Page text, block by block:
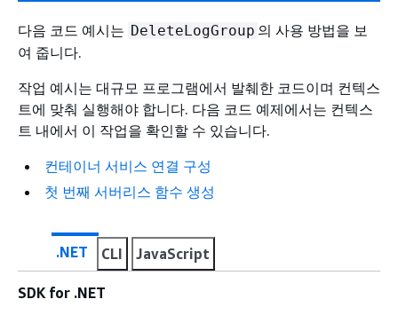
다음 코드 예시는 DeleteLogGroup 의 사용 방법을 보
여 줍니다.
작업 예시는 대규모 프로그램에서 발췌한 코드이며 컨텍스
트에 맞춰 실행해야 합니다. 다음 코드 예제에서는 컨텍스
트 내에서 이 작업을 확인할 수 있습니다.
컨테이너 서비스 연결 구성
첫 번째 서버리스 함수 생성
.NET CLI JavaScript
SDK for .NET